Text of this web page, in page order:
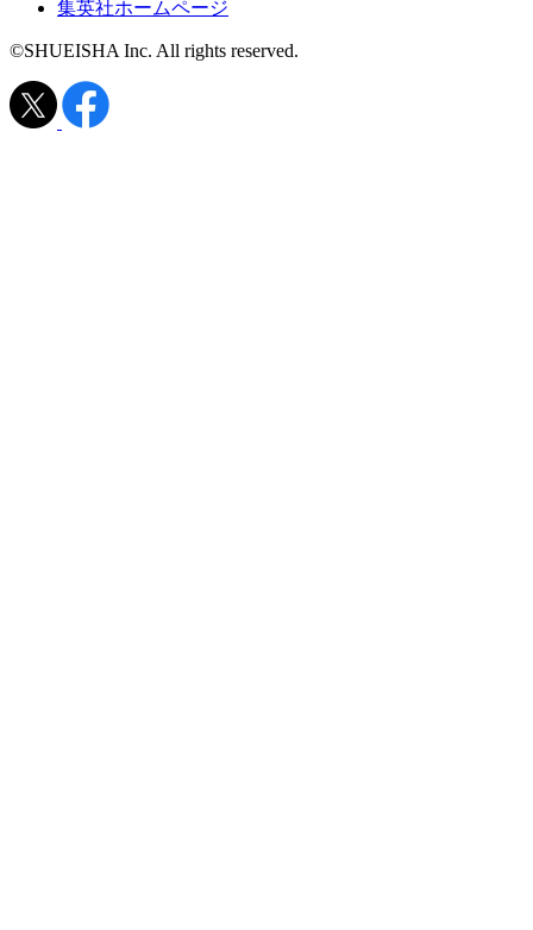
集英社ホームページ
©SHUEISHA Inc. All rights reserved.